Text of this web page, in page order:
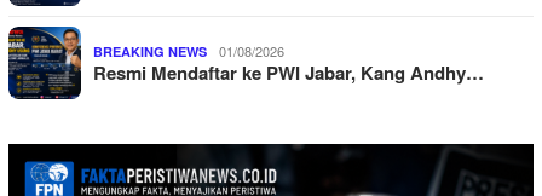
BREAKING NEWS 01/08/2026
Resmi Mendaftar ke PWI Jabar, Kang Andhy…